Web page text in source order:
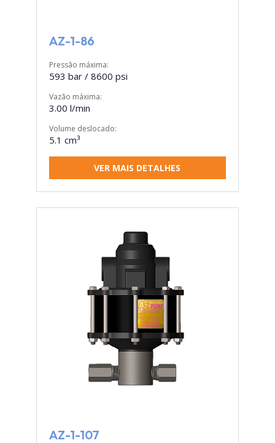
AZ-1-86
Pressão máxima:
593 bar / 8600 psi
Vazão máxima:
3.00 l/min
Volume deslocado:
5.1 cm³
VER MAIS DETALHES
AZ-1-107